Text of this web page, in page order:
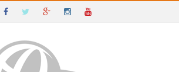
DA BAHIA